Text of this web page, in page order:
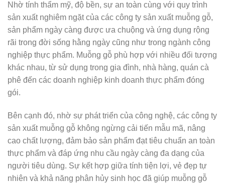
Nhờ tính thẩm mỹ, độ bền, sự an toàn cùng với quy trình
sản xuất nghiêm ngặt của các công ty sản xuất muỗng gỗ,
sản phẩm ngày càng được ưa chuộng và ứng dụng rộng
rãi trong đời sống hằng ngày cũng như trong ngành công
nghiệp thực phẩm. Muỗng gỗ phù hợp với nhiều đối tượng
khác nhau, từ sử dụng trong gia đình, nhà hàng, quán cà
phê đến các doanh nghiệp kinh doanh thực phẩm đóng
gói.
Bên cạnh đó, nhờ sự phát triển của công nghệ, các công ty
sản xuất muỗng gỗ không ngừng cải tiến mẫu mã, nâng
cao chất lượng, đảm bảo sản phẩm đạt tiêu chuẩn an toàn
thực phẩm và đáp ứng nhu cầu ngày càng đa dạng của
người tiêu dùng. Sự kết hợp giữa tính tiện lợi, vẻ đẹp tự
nhiên và khả năng phân hủy sinh học đã giúp muỗng gỗ